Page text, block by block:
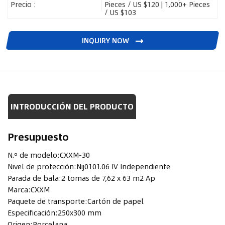
Precio : Pieces / US $120 | 1,000+ Pieces
/ US $103
INQUIRY NOW
INTRODUCCIÓN DEL PRODUCTO
Presupuesto
N.º de modelo:CXXM-30
Nivel de protección:Nij0101.06 IV Independiente
Parada de bala:2 tomas de 7,62 x 63 m2 Ap
Marca:CXXM
Paquete de transporte:Cartón de papel
Especificación:250x300 mm